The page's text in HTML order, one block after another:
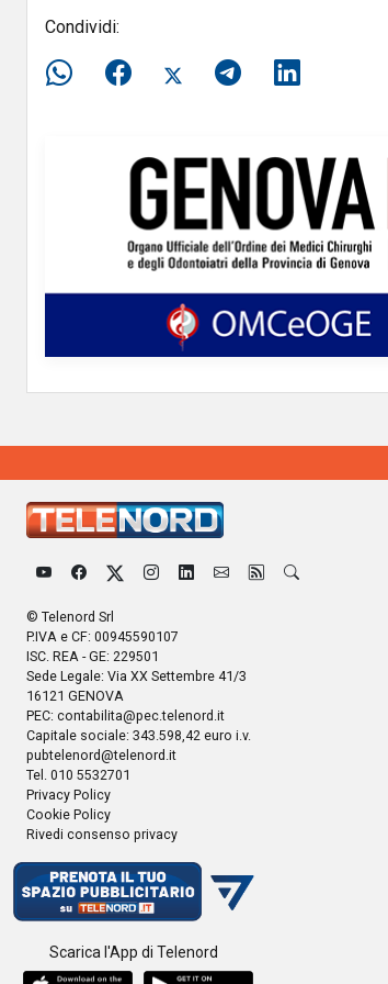
Condividi:
© Telenord Srl
P.IVA e CF: 00945590107
ISC. REA - GE: 229501
Sede Legale: Via XX Settembre 41/3
16121 GENOVA
PEC: contabilita@pec.telenord.it
Capitale sociale: 343.598,42 euro i.v.
pubtelenord@telenord.it
Tel. 010 5532701
Privacy Policy
Cookie Policy
Rivedi consenso privacy
Scarica l'App di Telenord